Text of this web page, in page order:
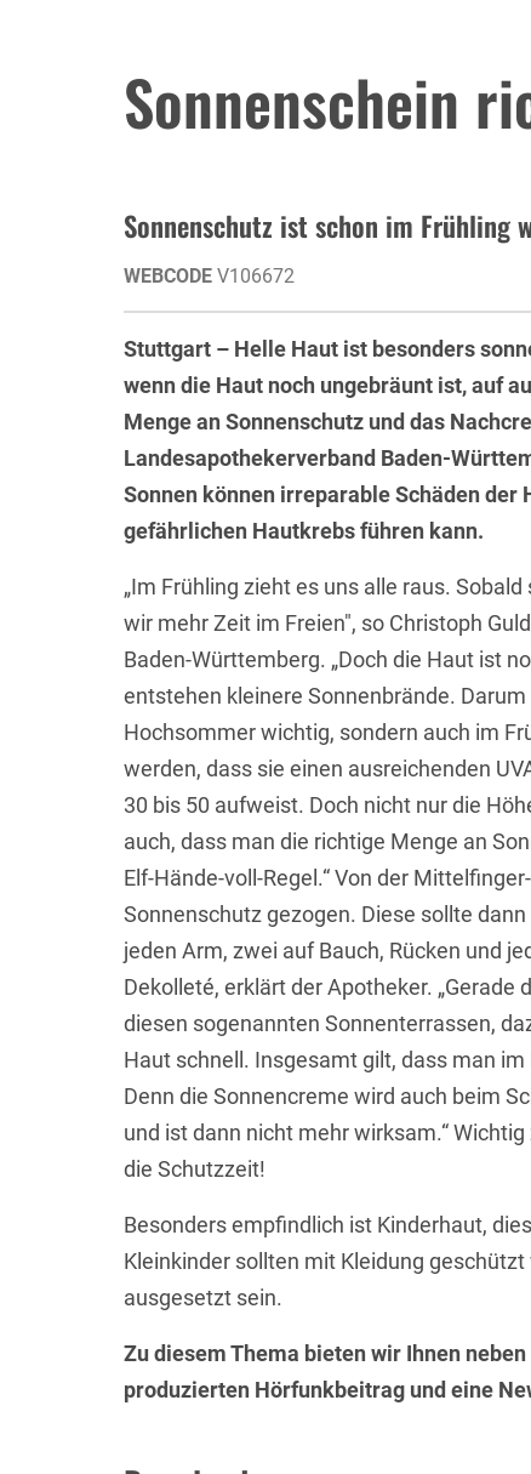
Sonnenschein
Sonnenschutz ist schon im Frühling
WEBCODE V106672
Stuttgart – Helle Haut ist besonders
wenn die Haut noch ungebräunt ist, auf
Menge an Sonnenschutz und das
Landesapothekerverband Baden-
Sonnen können irreparable Schäden
gefährlichen Hautkrebs führen kann.
„Im Frühling zieht es uns alle raus.
wir mehr Zeit im Freien", so Christoph
Baden-Württemberg. „Doch die Haut ist
entstehen kleinere Sonnenbrände.
Hochsommer wichtig, sondern auch im
werden, dass sie einen ausreichenden
30 bis 50 aufweist. Doch nicht nur die
auch, dass man die richtige Menge an
Elf-Hände-voll-Regel.“ Von der
Sonnenschutz gezogen. Diese sollte
jeden Arm, zwei auf Bauch, Rücken und
Dekolleté, erklärt der Apotheker.
diesen sogenannten Sonnenterrassen,
Haut schnell. Insgesamt gilt, dass man
Denn die Sonnencreme wird auch beim
und ist dann nicht mehr wirksam.“
die Schutzzeit!
Besonders empfindlich ist Kinderhaut,
Kleinkinder sollten mit Kleidung
ausgesetzt sein.
Zu diesem Thema bieten wir Ihnen
produzierten Hörfunkbeitrag und eine